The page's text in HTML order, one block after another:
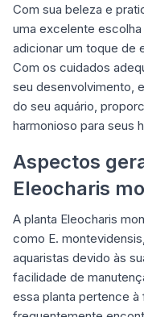
Com sua beleza e
uma excelente
adicionar um toque de
Com os cuidados
seu desenvolvimento,
do seu aquário,
harmonioso para seus
Aspectos
Eleocharis
A planta Eleocharis
como E.
aquaristas devido às
facilidade de
essa planta pertence